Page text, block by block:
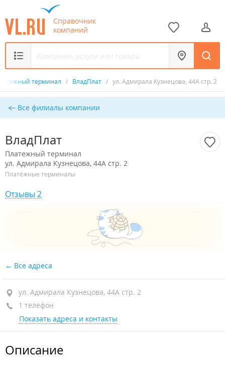
Справочник
компаний
терминал / ВладПлат / ул. Адмирала Кузнецова, 44А стр. 2
Все филиалы компании
ВладПлат
Платежный терминал
ул. Адмирала Кузнецова, 44А стр. 2
Платёжные терминалы
Отзывы 2
Все адреса
ул. Адмирала Кузнецова, 44А стр. 2
1 телефон
Показать адреса и контакты
Описание